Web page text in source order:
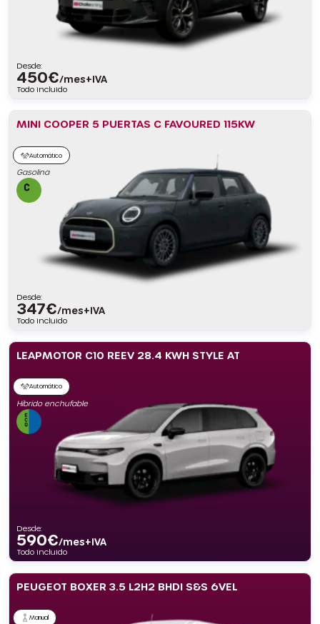
Desde:
450€/mes+IVA
Todo incluido
MINI COOPER 5 PUERTAS C FAVOURED 115KW
Automático
Gasolina
Desde:
347€/mes+IVA
Todo incluido
LEAPMOTOR C10 REEV 28.4 KWH STYLE AT
Automático
Híbrido enchufable
Desde:
590€/mes+IVA
Todo incluido
PEUGEOT BOXER 3.5 L2H2 BHDI S&S 6VEL
Manual